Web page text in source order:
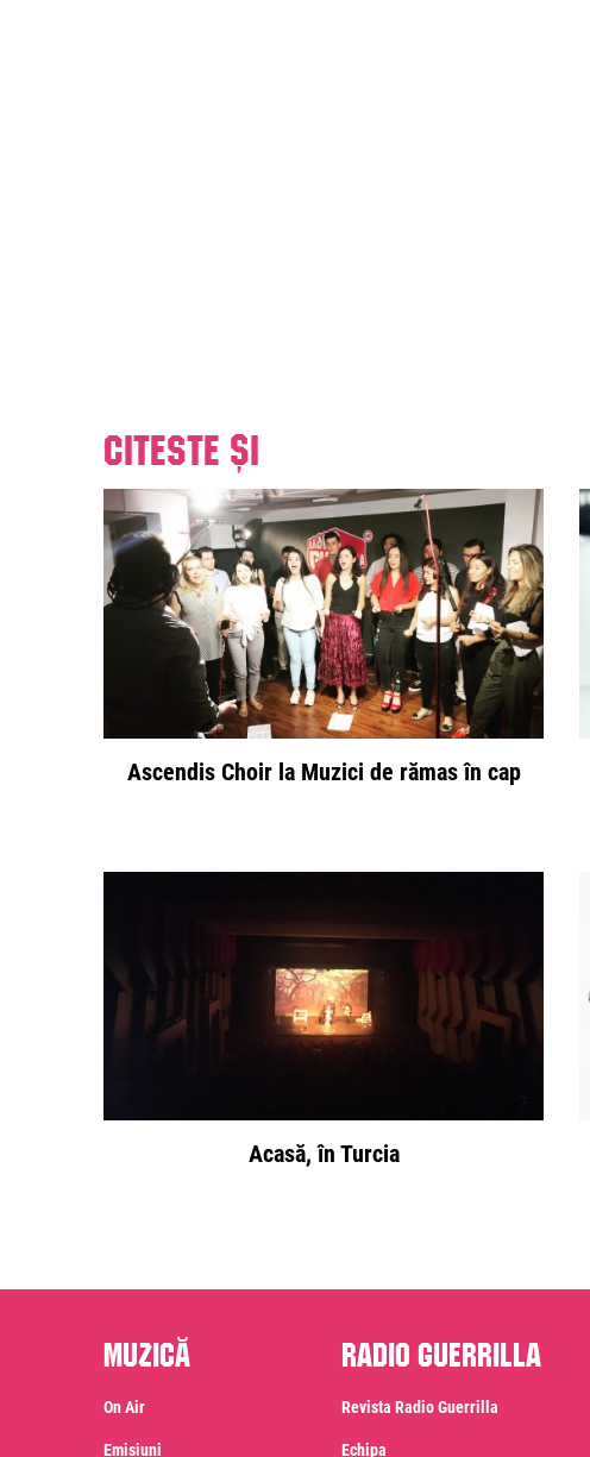
Citeste și
Ascendis Choir la Muzici de rămas în cap
Acasă, în Turcia
Muzică
On Air
Emisiuni
Radio Guerrilla
Revista Radio Guerrilla
Echipa